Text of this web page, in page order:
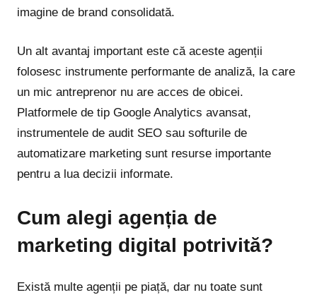
imagine de brand consolidată.
Un alt avantaj important este că aceste agenții
folosesc instrumente performante de analiză, la care
un mic antreprenor nu are acces de obicei.
Platformele de tip Google Analytics avansat,
instrumentele de audit SEO sau softurile de
automatizare marketing sunt resurse importante
pentru a lua decizii informate.
Cum alegi agenția de
marketing digital potrivită?
Există multe agenții pe piață, dar nu toate sunt